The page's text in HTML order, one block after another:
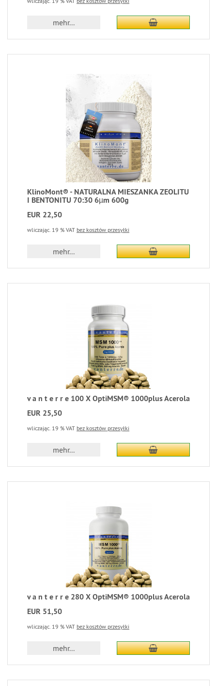
mehr...
KlinoMont® - NATURALNA MIESZANKA ZEOLITU
I BENTONITU 70:30 6µm 600g
EUR 22,50
wliczając. 19 % VAT bez kosztów przesyłki
mehr...
v a n t e r r e 100 X OptiMSM® 1000plus Acerola
EUR 25,50
wliczając. 19 % VAT bez kosztów przesyłki
mehr...
v a n t e r r e 280 X OptiMSM® 1000plus Acerola
EUR 51,50
wliczając. 19 % VAT bez kosztów przesyłki
mehr...